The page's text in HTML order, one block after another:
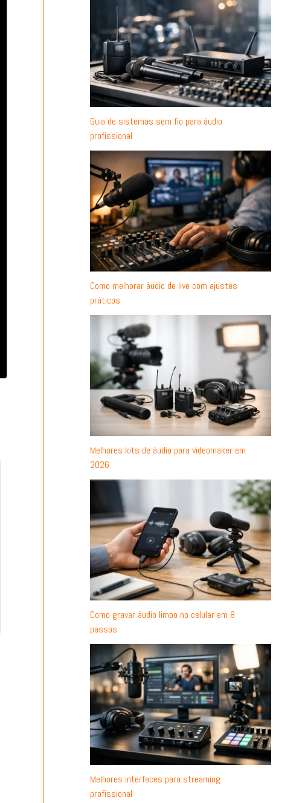
Guia de sistemas sem fio para áudio
profissional
Como melhorar áudio de live com ajustes
práticos
Melhores kits de áudio para videomaker em
2026
Como gravar áudio limpo no celular em 8
passos
Melhores interfaces para streaming
profissional